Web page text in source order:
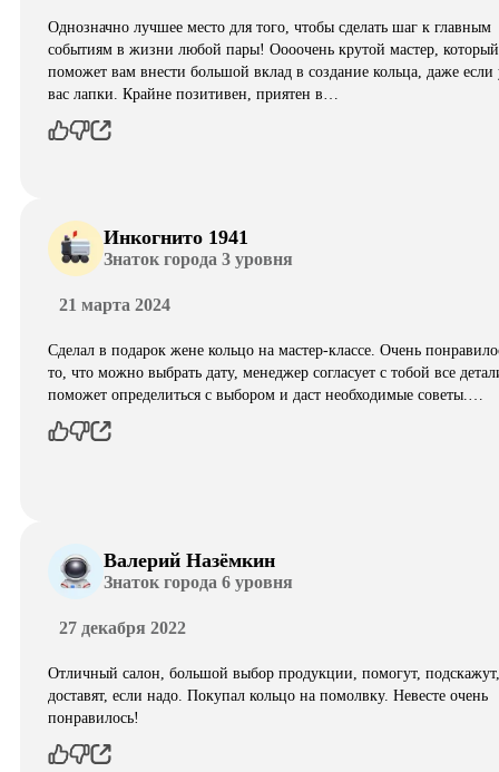
Однозначно лучшее место для того, чтобы сделать шаг к главным
событиям в жизни любой пары! Оооочень крутой мастер, который
поможет вам внести большой вклад в создание кольца, даже если
вас лапки. Крайне позитивен, приятен в…
Инкогнито 1941
Знаток города 3 уровня
21 марта 2024
Сделал в подарок жене кольцо на мастер-классе. Очень
то, что можно выбрать дату, менеджер согласует с тобой все
поможет определиться с выбором и даст необходимые советы.…
Валерий Назёмкин
Знаток города 6 уровня
27 декабря 2022
Отличный салон, большой выбор продукции, помогут, подскажут,
доставят, если надо. Покупал кольцо на помолвку. Невесте очень
понравилось!